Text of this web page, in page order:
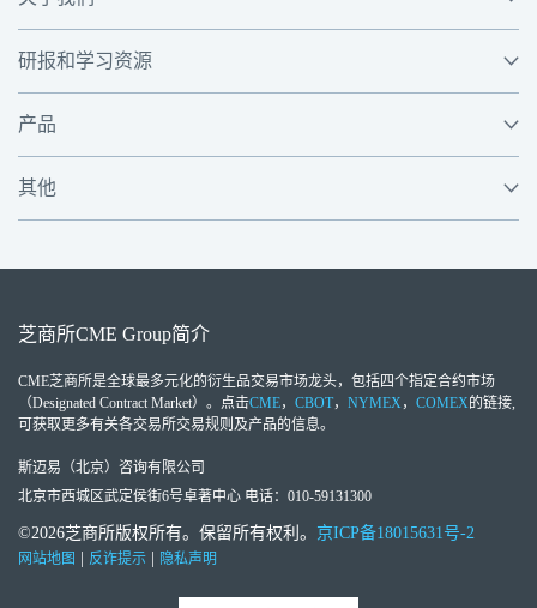
研报和学习资源
产品
其他
芝商所CME Group简介
CME芝商所是全球最多元化的衍生品交易市场龙头，包括四个指定合约市场
（Designated Contract Market）。点击CME， CBOT， NYMEX， COMEX的链接,
可获取更多有关各交易所交易规则及产品的信息。
斯迈易（北京）咨询有限公司
北京市西城区武定侯街6号卓著中心 电话：010-59131300
©2026芝商所版权所有。保留所有权利。 京ICP备18015631号-2
网站地图 反诈提示 隐私声明